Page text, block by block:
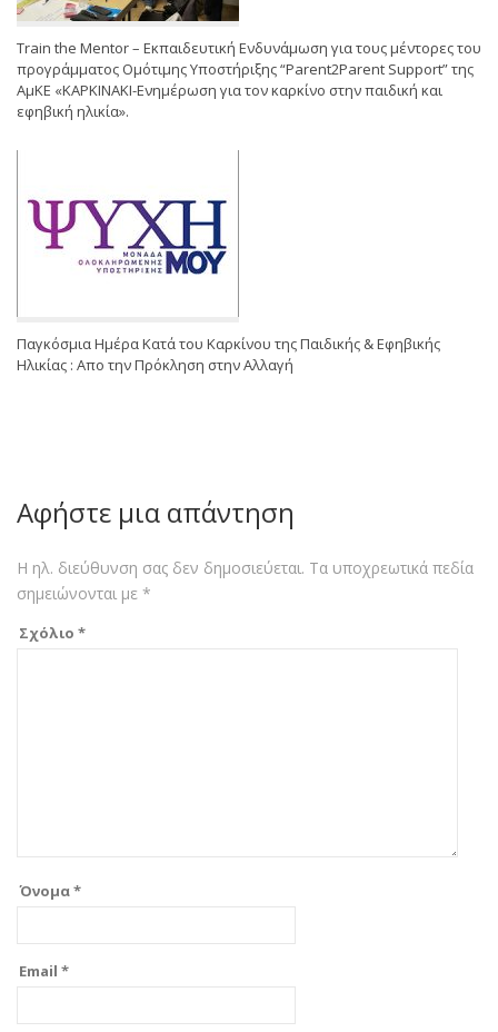
Train the Mentor – Εκπαιδευτική Ενδυνάμωση για τους μέντορες του
προγράμματος Ομότιμης Υποστήριξης “Parent2Parent Support” της
ΑμΚΕ «ΚΑΡΚΙΝΑΚΙ-Ενημέρωση για τον καρκίνο στην παιδική και
εφηβική ηλικία».
Παγκόσμια Ημέρα Κατά του Καρκίνου της Παιδικής & Εφηβικής
Ηλικίας : Απο την Πρόκληση στην Αλλαγή
Αφήστε μια απάντηση
Η ηλ. διεύθυνση σας δεν δημοσιεύεται. Τα υποχρεωτικά πεδία
σημειώνονται με *
Σχόλιο *
Όνομα*
Email *